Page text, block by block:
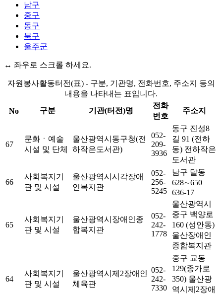
남구
중구
동구
북구
울주군
↔ 좌우로 스크롤 하세요.
자원봉사활동터전(표) - 구분, 기관명, 전화번호, 주소지 등의
내용을 나타내는 표입니다.
No 구분 기관(터전)명
전화
번호
주소지
67
문화ㆍ예술
시설 및 단체
울산광역시동구청(전
하작은도서관)
052-
209-
3936
동구 진성8
길 91 (전하
동) 전하작은
도서관
66
사회복지기
관 및 시설
울산광역시시각장애
인복지관
052-
256-
5245
남구 달동
628∼650
636-17
65
사회복지기
관 및 시설
울산광역시장애인종
합복지관
052-
242-
1778
울산광역시
중구 백양로
160 (성안동)
울산장애인
종합복지관
64
사회복지기
관 및 시설
울산광역시제2장애인
체육관
052-
242-
7330
중구 교동
129(종가로
350) 울산광
역시제2장애